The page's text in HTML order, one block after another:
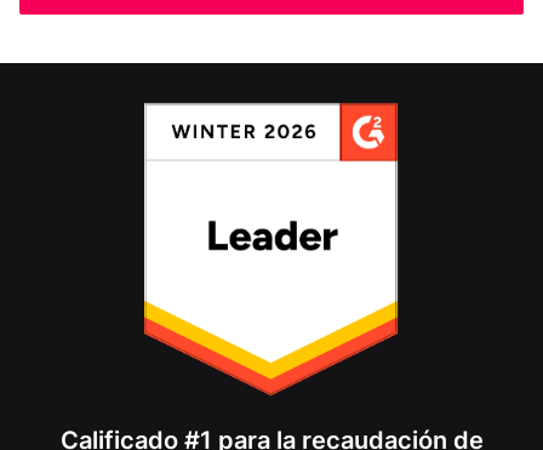
Calificado #1 para la recaudación de